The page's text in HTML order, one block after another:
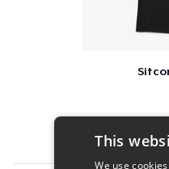
This
We use